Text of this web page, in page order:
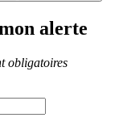
alerte
obligatoires